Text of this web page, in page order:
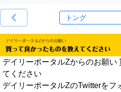
デイリーポータルZからのお願い
てください
デイリーポータルZのTwitterをフ